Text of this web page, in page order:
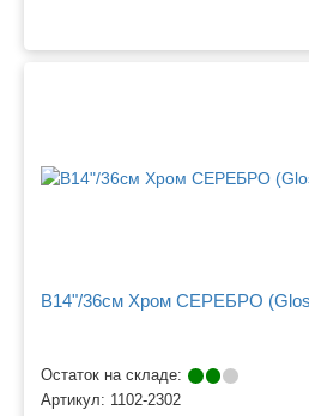
B14"/36см Хром СЕРЕБРО
Остаток на складе:
Артикул: 1102-2302